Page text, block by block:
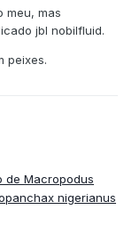
meu, mas
jbl nobilfluid.
peixes.
de Macropodus
nigerianus